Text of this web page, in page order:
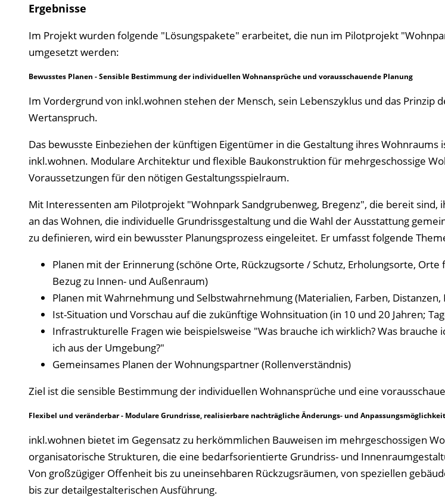
Ergebnisse
Im Projekt wurden folgende "Lösungspakete" erarbeitet, die nun im Pilotprojekt
umgesetzt werden:
Bewusstes Planen - Sensible Bestimmung der individuellen Wohnansprüche und vorausschauende Planung
Im Vordergrund von inkl.wohnen stehen der Mensch, sein Lebenszyklus und das Prinzip
Wertanspruch.
Das bewusste Einbeziehen der künftigen Eigentümer in die Gestaltung ihres Wohnraums
inkl.wohnen. Modulare Architektur und flexible Baukonstruktion für mehrgeschossige
Voraussetzungen für den nötigen Gestaltungsspielraum.
Mit Interessenten am Pilotprojekt "Wohnpark Sandgrubenweg, Bregenz", die bereit sind,
an das Wohnen, die individuelle Grundrissgestaltung und die Wahl der Ausstattung
zu definieren, wird ein bewusster Planungsprozess eingeleitet. Er umfasst folgende
Planen mit der Erinnerung (schöne Orte, Rückzugsorte / Schutz, Erholungsorte,
Bezug zu Innen- und Außenraum)
Planen mit Wahrnehmung und Selbstwahrnehmung (Materialien, Farben,
Ist-Situation und Vorschau auf die zukünftige Wohnsituation (in 10 und 20 Jahren;
Infrastrukturelle Fragen wie beispielsweise "Was brauche ich wirklich? Was brauche
ich aus der Umgebung?"
Gemeinsames Planen der Wohnungspartner (Rollenverständnis)
Ziel ist die sensible Bestimmung der individuellen Wohnansprüche und eine
Flexibel und veränderbar - Modulare Grundrisse, realisierbare nachträgliche Änderungs- und
inkl.wohnen bietet im Gegensatz zu herkömmlichen Bauweisen im mehrgeschossigen
organisatorische Strukturen, die eine bedarfsorientierte Grundriss- und
Von großzügiger Offenheit bis zu uneinsehbaren Rückzugsräumen, von speziellen
bis zur detailgestalterischen Ausführung.